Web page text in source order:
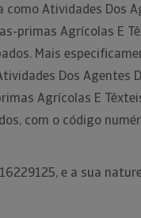
Atividades Dos
primas Agrícolas E
Mais
Dos Agentes
Agrícolas E
com o código
e a sua